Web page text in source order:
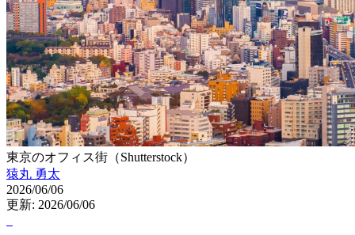
東京のオフィス街（Shutterstock）
猿丸 勇太
2026/06/06
更新: 2026/06/06